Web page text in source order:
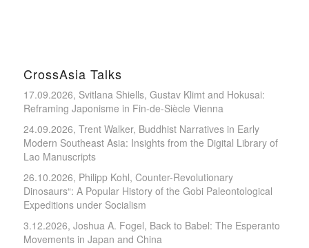
CrossAsia Talks
17.09.2026, Svitlana Shiells, Gustav Klimt and Hokusai:
Reframing Japonisme in Fin-de-Siècle Vienna
24.09.2026, Trent Walker, Buddhist Narratives in Early
Modern Southeast Asia: Insights from the Digital Library of
Lao Manuscripts
26.10.2026, Philipp Kohl, Counter-Revolutionary
Dinosaurs“: A Popular History of the Gobi Paleontological
Expeditions under Socialism
3.12.2026, Joshua A. Fogel, Back to Babel: The Esperanto
Movements in Japan and China